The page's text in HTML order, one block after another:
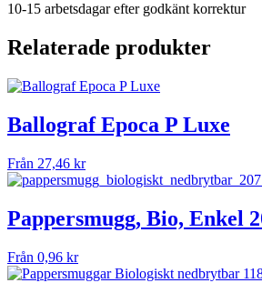
10-15 arbetsdagar efter godkänt korrektur
Relaterade produkter
Ballograf Epoca P Luxe
Från 27,46 kr
Pappersmugg, Bio, Enkel
Från 0,96 kr